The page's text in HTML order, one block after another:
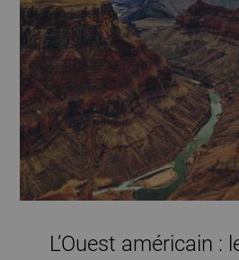
L’Ouest américain :